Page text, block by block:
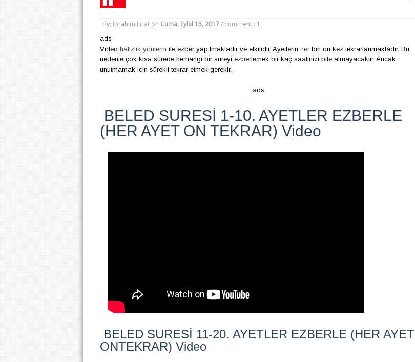
By: İbrahim Fırat on Cuma, Eylül 15, 2017 / comment : 1
ads
Video hafızlık yöntemi ile ezber yapılmaktadır ve etkilidir. Ayetlerin herbiri on kez tekrarlanmaktadır. Bu
nedenle çok kısa sürede herhangi bir sureyi ezberlemek bir kaç saatinizi bile almayacaktır. Ancak
unutmamak için sürekli tekrar etmek gerekir.
ads
BELED SURESİ 1-10. AYETLER EZBERLE
(HER AYET ON TEKRAR) Video
BELED SURESİ 11-20. AYETLER EZBERLE (HER AYET
ONTEKRAR) Video